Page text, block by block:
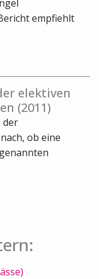
empfiehlt
elektiven
(2011)
der
ob eine